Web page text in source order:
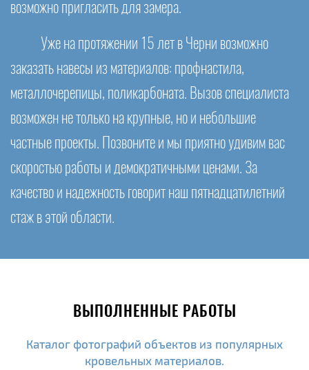
возможно пригласить для замера.
Уже на протяжении 15 лет в Черни возможно
заказать навесы из материалов: профнастила,
металлочерепицы, поликарбоната. Вызов специалиста
возможен не только на крупные, но и небольшие
частные проекты. Позвоните и мы приятно удивим вас
скоростью работы и демократичными ценами. За
качество и надежность говорит наш пятнадцатилетний
стаж в этой области.
ВЫПОЛНЕННЫЕ РАБОТЫ
Каталог фотографий объектов из популярных
кровельных материалов.